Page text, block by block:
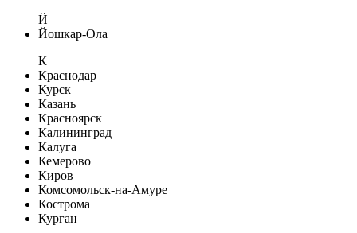
Й
Йошкар-Ола
К
Краснодар
Курск
Казань
Красноярск
Калининград
Калуга
Кемерово
Киров
Комсомольск-на-Амуре
Кострома
Курган